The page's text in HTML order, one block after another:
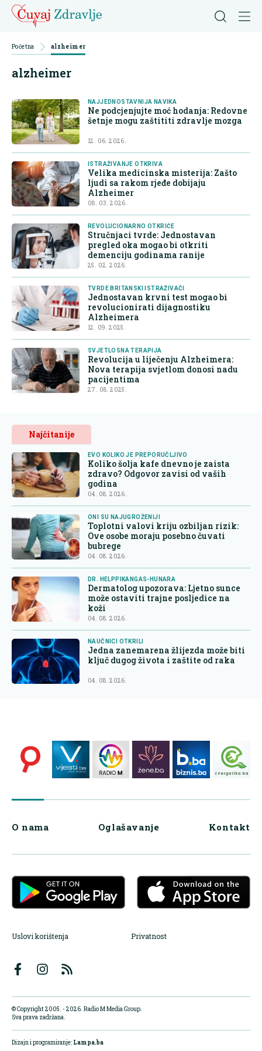
Početna alzheimer
alzheimer
NAJJEDNOSTAVNIJA NAVIKA
Ne podcjenjujte moć hodanja: Redovne
šetnje mogu zaštititi zdravlje mozga
12. 06. 2026.
ISTRAŽIVANJE OTKRIVA
Velika medicinska misterija: Zašto
ljudi sa rakom rjeđe dobijaju
Alzheimer
08. 03. 2026.
REVOLUCIONARNO OTKRIĆE
Stručnjaci tvrde: Jednostavan
pregled oka mogao bi otkriti
demenciju godinama ranije
25. 02. 2026.
TVRDE BRITANSKI ISTRAŽIVAČI
Jednostavan krvni test mogao bi
revolucionirati dijagnostiku
Alzheimera
12. 09. 2025.
SVJETLOSNA TERAPIJA
Revolucija u liječenju Alzheimera:
Nova terapija svjetlom donosi nadu
pacijentima
27. 08. 2025.
Najčitanije
EVO KOLIKO JE PREPORUČLJIVO
Koliko šolja kafe dnevno je zaista
zdravo? Odgovor zavisi od vaših
godina
04. 08. 2026.
ONI SU NAJUGROŽENIJI
Toplotni valovi kriju ozbiljan rizik:
Ove osobe moraju posebno čuvati
bubrege
04. 08. 2026.
DR. HELPPIKANGAS-HUNARA
Dermatolog upozorava: Ljetno sunce
može ostaviti trajne posljedice na
koži
04. 08. 2026.
NAUČNICI OTKRILI
Jedna zanemarena žlijezda može biti
ključ dugog života i zaštite od raka
04. 08. 2026.
O nama Oglašavanje Kontakt
Uslovi korištenja Privatnost
© Copyright 2005. - 2026. Radio M Media Group.
Sva prava zadržana.
Dizajn i programiranje: Lampa.ba